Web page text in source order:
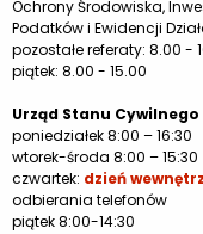
Ochrony Środowiska,
Podatków i Ewidencji
pozostałe referaty: 8.00 -
piątek: 8.00 - 15.00
Urząd Stanu
poniedziałek 8:00 – 16:30
wtorek-środa 8:00 – 15:30
czwartek: dzień
odbierania telefonów
piątek 8:00-14:30